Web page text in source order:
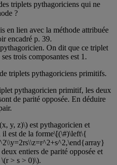
triplets pythagoriciens qui ne
?
en lien avec la méthode attribuée
encadré p. 39.
On dit que ce triplet
trois composantes est 1.
triplets pythagoriciens primitifs.
pythagoricien primitif, les deux
de parité opposée. En déduire
y, z)\) est pythagoricien et
il est de la forme\[(\#)\left\{
entiers de parité opposée et
> s > 0)\).